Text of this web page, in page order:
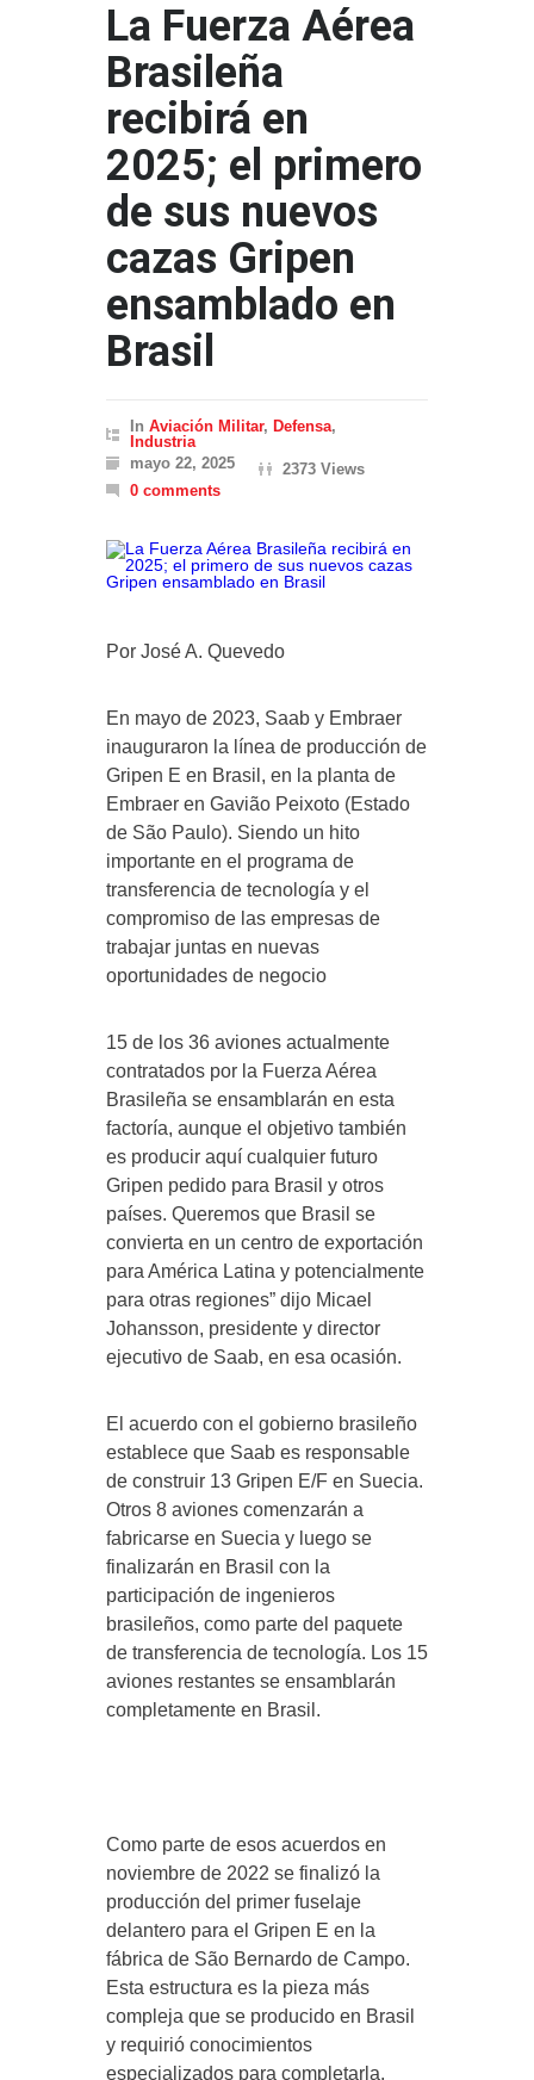
La Fuerza Aérea
Brasileña
recibirá en
2025; el primero
de sus nuevos
cazas Gripen
ensamblado en
Brasil
In Aviación Militar, Defensa,
Industria
mayo 22, 2025
2373 Views
0 comments
Por José A. Quevedo
En mayo de 2023, Saab y Embraer
inauguraron la línea de producción de
Gripen E en Brasil, en la planta de
Embraer en Gavião Peixoto (Estado
de São Paulo). Siendo un hito
importante en el programa de
transferencia de tecnología y el
compromiso de las empresas de
trabajar juntas en nuevas
oportunidades de negocio
15 de los 36 aviones actualmente
contratados por la Fuerza Aérea
Brasileña se ensamblarán en esta
factoría, aunque el objetivo también
es producir aquí cualquier futuro
Gripen pedido para Brasil y otros
países. Queremos que Brasil se
convierta en un centro de exportación
para América Latina y potencialmente
para otras regiones” dijo Micael
Johansson, presidente y director
ejecutivo de Saab, en esa ocasión.
El acuerdo con el gobierno brasileño
establece que Saab es responsable
de construir 13 Gripen E/F en Suecia.
Otros 8 aviones comenzarán a
fabricarse en Suecia y luego se
finalizarán en Brasil con la
participación de ingenieros
brasileños, como parte del paquete
de transferencia de tecnología. Los 15
aviones restantes se ensamblarán
completamente en Brasil.
Como parte de esos acuerdos en
noviembre de 2022 se finalizó la
producción del primer fuselaje
delantero para el Gripen E en la
fábrica de São Bernardo de Campo.
Esta estructura es la pieza más
compleja que se producido en Brasil
y requirió conocimientos
especializados para completarla.